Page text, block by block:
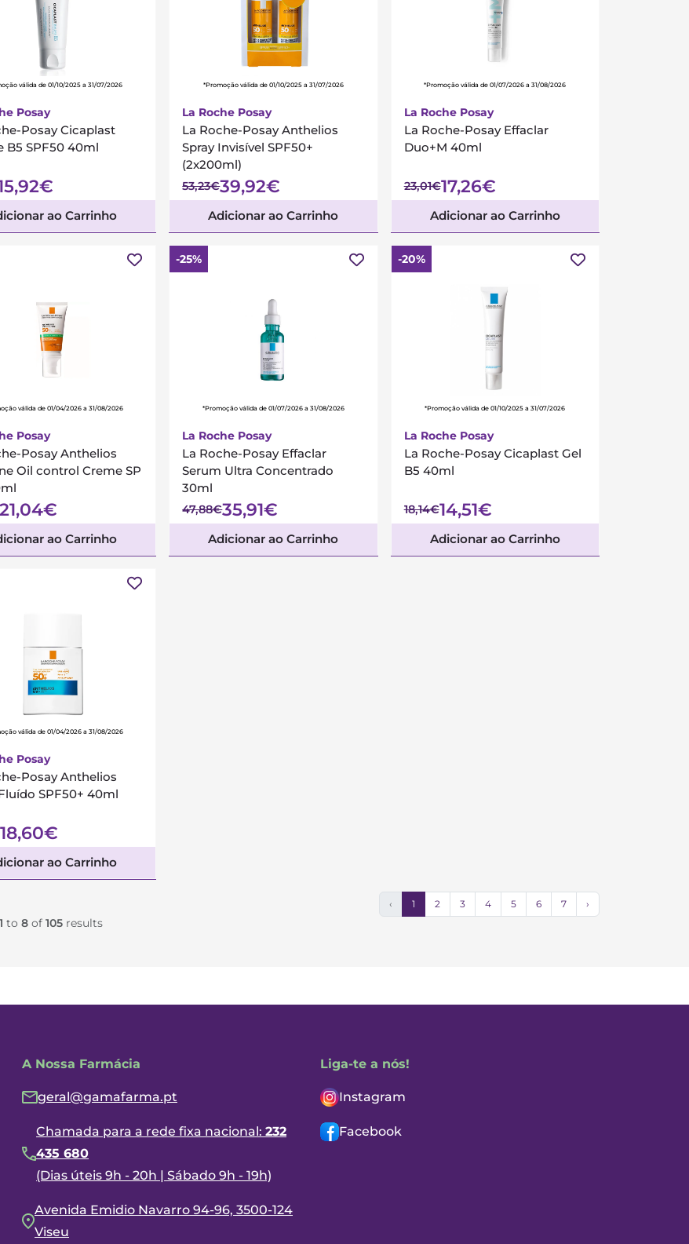
válida de 01/10/2025 a 31/07/2026
Posay
Posay Cicaplast
B5 SPF50 40ml
ao Carrinho
*Promoção válida de 01/10/2025 a 31/07/2026
La Roche Posay
La Roche-Posay Anthelios
Spray Invisível SPF50+
(2x200ml)
53,23€39,92€
Adicionar ao Carrinho
*Promoção válida de 01/07/2026 a 31/08/2026
La Roche Posay
La Roche-Posay Effaclar
Duo+M 40ml
23,01€17,26€
Adicionar ao Carrinho
válida de 01/04/2026 a 31/08/2026
Posay
Posay Anthelios
Oil control Creme SP
21,04€
ao Carrinho
-25%
*Promoção válida de 01/07/2026 a 31/08/2026
La Roche Posay
La Roche-Posay Effaclar
Serum Ultra Concentrado
30ml
47,88€35,91€
Adicionar ao Carrinho
-20%
*Promoção válida de 01/10/2025 a 31/07/2026
La Roche Posay
La Roche-Posay Cicaplast Gel
B5 40ml
18,14€14,51€
Adicionar ao Carrinho
válida de 01/04/2026 a 31/08/2026
Posay
Posay Anthelios
SPF50+ 40ml
18,60€
ao Carrinho
1 to 8 of 105 results
‹ 1 2 3 4 5 6 7 ›
A Nossa Farmácia
geral@gamafarma.pt
Chamada para a rede fixa nacional: 232
435 680
(Dias úteis 9h - 20h | Sábado 9h - 19h)
Avenida Emidio Navarro 94-96, 3500-124
Viseu
Liga-te a nós!
Instagram
Facebook